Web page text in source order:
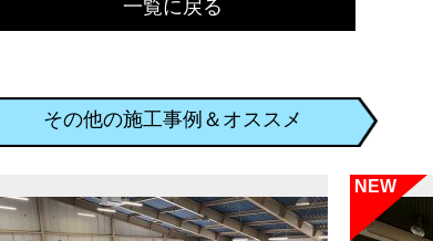
一覧に戻る
その他の施工事例＆オススメ
NEW